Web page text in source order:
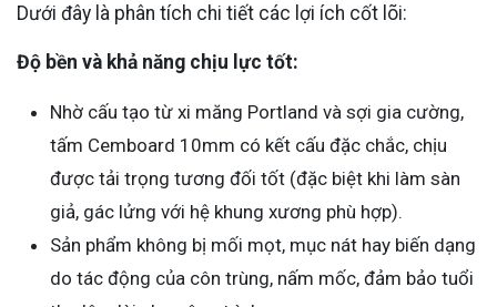
Dưới đây là phân tích chi tiết các lợi ích cốt lõi:
Độ bền và khả năng chịu lực tốt:
Nhờ cấu tạo từ xi măng Portland và sợi gia cường,
tấm Cemboard 10mm có kết cấu đặc chắc, chịu
được tải trọng tương đối tốt (đặc biệt khi làm sàn
giả, gác lửng với hệ khung xương phù hợp).
Sản phẩm không bị mối mọt, mục nát hay biến dạng
do tác động của côn trùng, nấm mốc, đảm bảo tuổi